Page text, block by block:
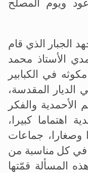
ويوم المصلح
الجبار الذي قام
الأستاذ محمد
في الكبابير
الديار المقدسة،
الأحمدية والفكر
اهتماما كبيرا،
وصغارا، جماعات
في كل مناسبة من
المسألة قمّتها